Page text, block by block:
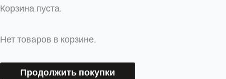
Корзина пуста.
Нет товаров в корзине.
Продолжить покупки